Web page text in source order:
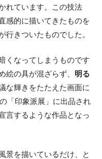
れています。この技法
感的に描いてきたものを
行きついたものでした。
くなってしまうものです
絵の具が混ざらず、 明る
な輝きをたたえた画面に
「印象派展」に出品され
言するような作品となっ
景を描いているだけ、と